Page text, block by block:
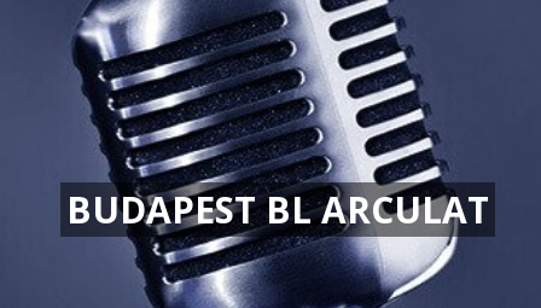
BUDAPEST BL ARCULAT